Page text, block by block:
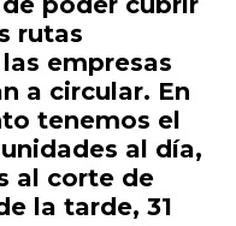
rutas
empresas
a circular. En
tenemos el
al día,
al corte de
la tarde, 31